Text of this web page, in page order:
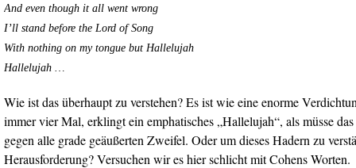
And even though it all went wrong
I’ll stand before the Lord of Song
With nothing on my tongue but Hallelujah
Hallelujah …
Wie ist das überhaupt zu verstehen? Es ist wie eine enorme
immer vier Mal, erklingt ein emphatisches „Hallelujah“, als müsse
gegen alle grade geäußerten Zweifel. Oder um dieses Hadern zu
Herausforderung? Versuchen wir es hier schlicht mit Cohens Worten.